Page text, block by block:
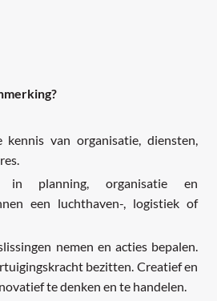
kennis van organisatie, diensten,
in planning, organisatie en
een luchthaven-, logistiek of
nemen en acties bepalen.
bezitten. Creatief en
te denken en te handelen.